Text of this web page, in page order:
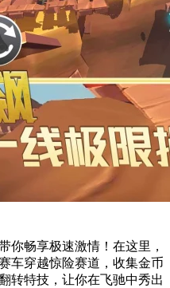
你畅享极速激情！在这里，
车穿越惊险赛道，收集金币
转特技，让你在飞驰中秀出